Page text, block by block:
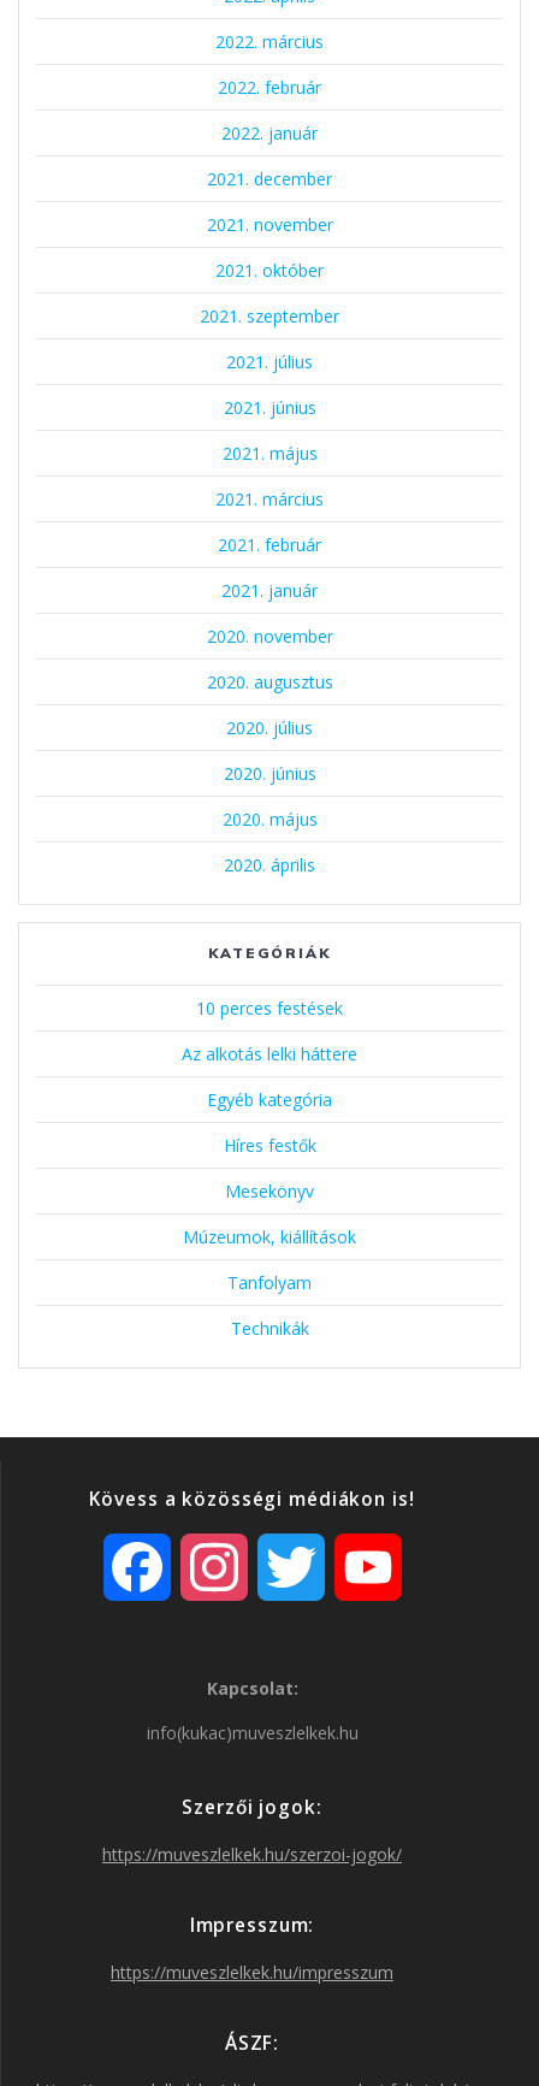
2022. március
2022. február
2022. január
2021. december
2021. november
2021. október
2021. szeptember
2021. július
2021. június
2021. május
2021. március
2021. február
2021. január
2020. november
2020. augusztus
2020. július
2020. június
2020. május
2020. április
KATEGÓRIÁK
10 perces festések
Az alkotás lelki háttere
Egyéb kategória
Híres festők
Mesekönyv
Múzeumok, kiállítások
Tanfolyam
Technikák
Kövess a közösségi médiákon is!
o
s
r
a
r
Kapcsolat:
info(kukac)muveszlelkek.hu
Szerzői jogok:
https://muveszlelkek.hu/szerzoi-jogok/
Impresszum:
https://muveszlelkek.hu/impresszum
ÁSZF: